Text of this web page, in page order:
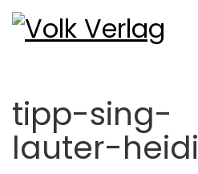
tipp-sing-
lauter-heidi